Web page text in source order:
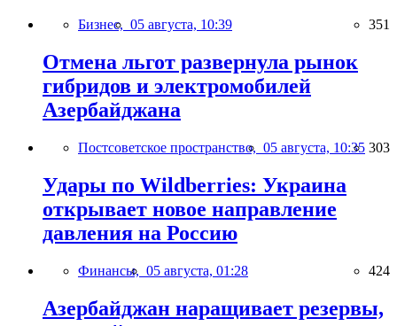
Бизнес, 05 августа, 10:39 351
Отмена льгот развернула рынок
гибридов и электромобилей
Азербайджана
Постсоветское пространство, 05 августа, 10:35 303
Удары по Wildberries: Украина
открывает новое направление
давления на Россию
Финансы, 05 августа, 01:28 424
Азербайджан наращивает резервы,